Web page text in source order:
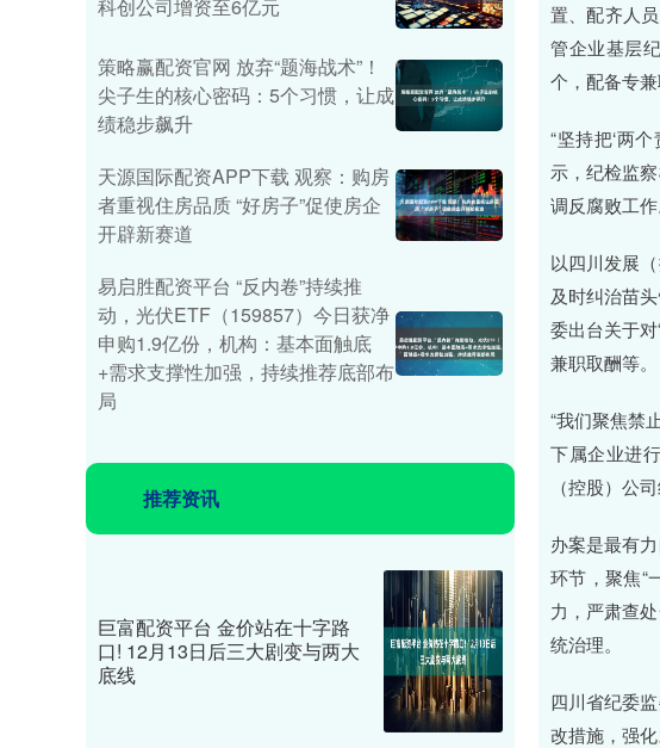
置、配齐人
管企业基层
个，配备专兼
“坚持把‘两
示，纪检监
调反腐败工作
以四川发展
及时纠治苗
委出台关于
兼职取酬等。
“我们聚焦禁
下属企业进
（控股）公
办案是最有
环节，聚焦“
力，严肃查
统治理。
四川省纪委
改措施，强
科创公司增资至6亿元
策略赢配资官网 放弃“题海战术”！
尖子生的核心密码：5个习惯，让成
绩稳步飙升
天源国际配资APP下载 观察：购房
者重视住房品质 “好房子”促使房企
开辟新赛道
易启胜配资平台 “反内卷”持续推
动，光伏ETF（159857）今日获净
申购1.9亿份，机构：基本面触底
+需求支撑性加强，持续推荐底部布
局
推荐资讯
巨富配资平台 金价站在十字路
口! 12月13日后三大剧变与两大
底线